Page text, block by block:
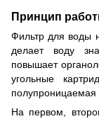
Принцип
Фильтр для воды
делает воду
повышает
угольные
полупроницаемая
На первом,